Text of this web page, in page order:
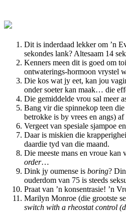
Dit is inderdaad lekker om ’n
sekondes lank? Altesaam 14
Kenners meen dit is goed om
ontwaterings-hormoon vrystel
Die kos wat jy eet, kan jou
onder soeter kan maak… die
Die gemiddelde vrou sal meer
Bang vir die spinnekop teen
betrokke is by vrees en angs)
Vergeet van spesiale sjampoe
Daar is miskien die
daardie tyd van die maand.
Die meeste mans en vroue kan
order…
Dink jy oumense is boring?
ouderdom van 75 is steeds
Praat van ’n konsentrasie! ’n
Marilyn Monroe (die grootste
switch with a rheostat control